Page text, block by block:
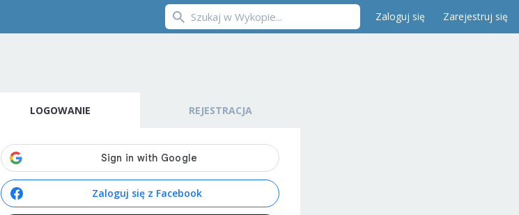
Zaloguj się Zarejestruj się
LOGOWANIE REJESTRACJA
Zaloguj się z Facebook